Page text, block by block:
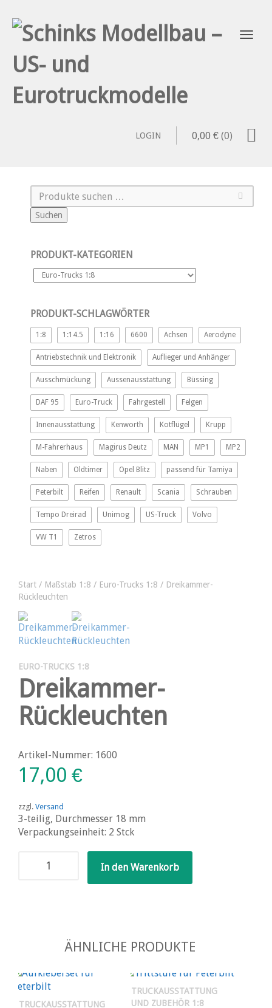
0,00 € (0)
LOGIN
Suchen
PRODUKT-KATEGORIEN
PRODUKT-SCHLAGWÖRTER
1:8 1:14.5 1:16 6600 Achsen Aerodyne
Antriebstechnik und Elektronik Auflieger und Anhänger
Ausschmückung Aussenausstattung Büssing
DAF 95 Euro-Truck Fahrgestell Felgen
Innenausstattung Kenworth Kotflügel Krupp
M-Fahrerhaus Magirus Deutz MAN MP1 MP2
Naben Oldtimer Opel Blitz passend für Tamiya
Peterbilt Reifen Renault Scania Schrauben
Tempo Dreirad Unimog US-Truck Volvo
VW T1 Zetros
Start / Maßstab 1:8 / Euro-Trucks 1:8 / Dreikammer-
Rückleuchten
EURO-TRUCKS 1:8
Dreikammer-
Rückleuchten
Artikel-Nummer: 1600
17,00 €
zzgl. Versand
3-teilig, Durchmesser 18 mm
Verpackungseinheit: 2 Stck
Rückleuchten
In den Warenkorb
ÄHNLICHE PRODUKTE
TRUCKAUSSTATTUNG
TRUCKAUSSTATTUNG
UND ZUBEHÖR 1:8